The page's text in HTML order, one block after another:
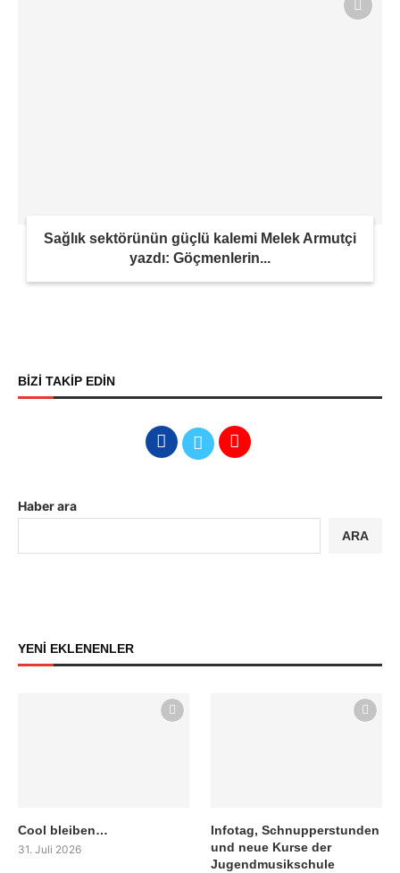
Sağlık sektörünün güçlü kalemi Melek Armutçi
yazdı: Göçmenlerin...
BİZİ TAKİP EDİN
Haber ara
ARA
YENİ EKLENENLER
Cool bleiben…
31. Juli 2026
Infotag, Schnupperstunden
und neue Kurse der
Jugendmusikschule